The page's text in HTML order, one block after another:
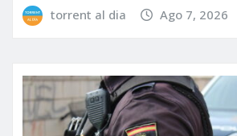
torrent al dia Ago 7, 2026